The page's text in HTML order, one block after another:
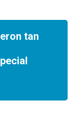
tan